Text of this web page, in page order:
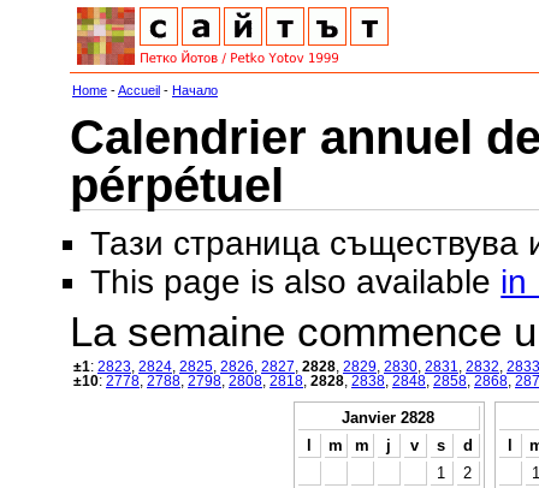
Home -Accueil - Начало
Calendrier annuel
pérpétuel
Тази страница съществува
This page is also available in
La semaine commence
±1: 2823 2824 2825 2826 2827 2828 2829 2830 2831 2832 2833
±10: 2778 2788 2798 2808 2818 2828 2838 2848 2858 2868
Janvier 2828
l
m m j v s
d
1
2
l
1